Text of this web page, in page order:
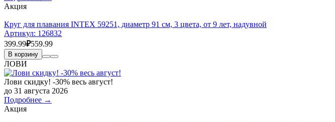
Акция
Круг для плавания INTEX 59251, диаметр 91 см, 3 цвета, от 9 лет, надувной
Артикул: 126832
399.99₽559.99
В корзину
ЛОВИ
Лови скидку! -30% весь август!
до 31 августа 2026
Подробнее →
Акция